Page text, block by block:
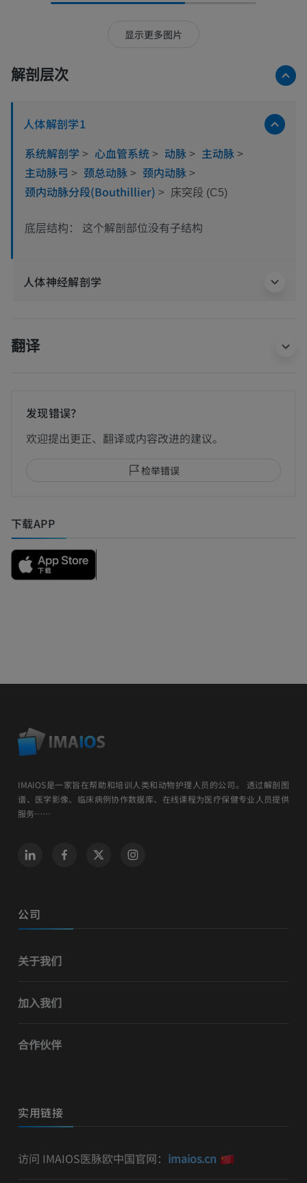
显示更多图片
解剖层次
人体解剖学1
系统解剖学 > 心血管系统> 动脉> 主动脉>
主动脉弓 > 颈总动脉> 颈内动脉>
颈内动脉分段(Bouthillier) > 床突段 (C5)
底层结构： 这个解剖部位没有子结构
人体神经解剖学
翻译
发现错误？
欢迎提出更正、翻译或内容改进的建议。
检举错误
下载APP
IMAIOS是一家旨在帮助和培训人类和动物护理人员的公司。 透过解剖图
谱、医学影像、临床病例协作数据库、在线课程为医疗保健专业人员提供
服务……
公司
关于我们
加入我们
合作伙伴
实用链接
访问 IMAIOS医脉欧中国官网： imaios.cn